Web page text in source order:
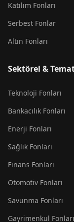
Katılım Fonları
Serbest Fonlar
Altın Fonları
Sektörel &
Teknoloji Fonları
Bankacılık Fonları
Enerji Fonları
Sağlık Fonları
Finans Fonları
Otomotiv Fonları
Savunma Fonları
Gayrimenkul Fonları